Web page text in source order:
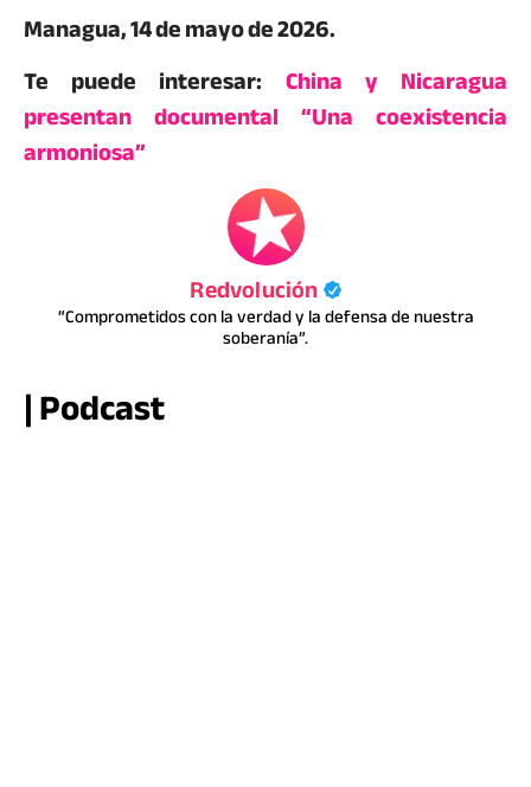
Managua, 14 de mayo de 2026.
Te puede interesar: China y Nicaragua
presentan documental “Una coexistencia
armoniosa”
Redvolución
“Comprometidos con la verdad y la defensa de nuestra
soberanía”.
| Podcast